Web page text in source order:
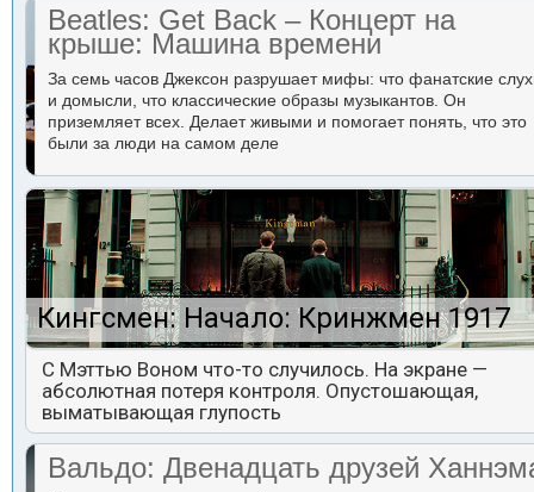
Beatles: Get Back – Концерт на
крыше: Машина времени
За семь часов Джексон разрушает мифы: что фанатские
и домысли, что классические образы музыкантов. Он
приземляет всех. Делает живыми и помогает понять, что это
были за люди на самом деле
Кингсмен: Начало: Кринжмен 1917
С Мэттью Воном что-то случилось. На экране —
абсолютная потеря контроля. Опустошающая,
выматывающая глупость
Вальдо: Двенадцать друзей